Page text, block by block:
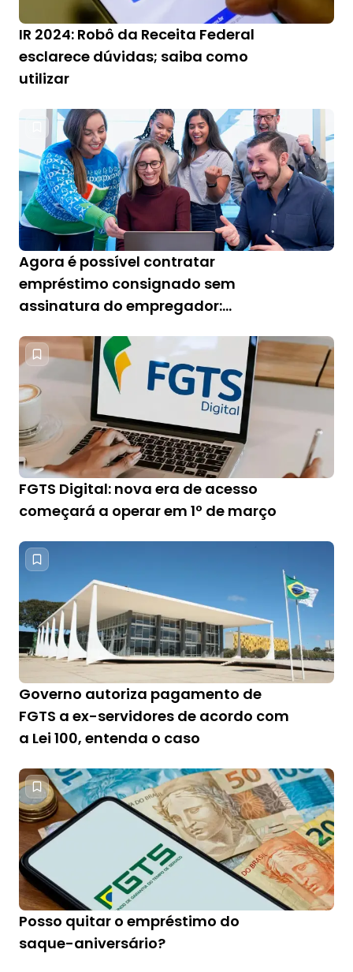
IR 2024: Robô da Receita Federal
esclarece dúvidas; saiba como
utilizar
Agora é possível contratar
empréstimo consignado sem
assinatura do empregador:
FGTS Digital: nova era de acesso
começará a operar em 1º de março
Governo autoriza pagamento de
FGTS a ex-servidores de acordo com
a Lei 100, entenda o caso
Posso quitar o empréstimo do
saque-aniversário?